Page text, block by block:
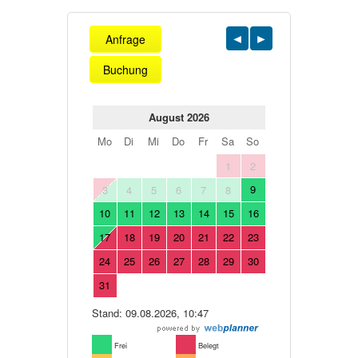
Anfrage
Buchung
August 2026
Mo
Di Mi Do Fr Sa
So
1
2
3
4 5 6 7 8
9
10
11 12 13 14 15
16
17
18 19 20 21 22
23
24
25 26 27 28 29
30
31
Stand: 09.08.2026, 10:47
Frei
Belegt